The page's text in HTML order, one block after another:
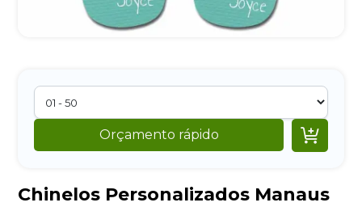
Orçamento rápido 
Chinelos Personalizados Manaus